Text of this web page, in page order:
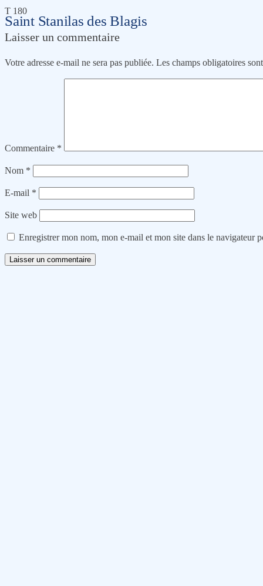
Saint Stanilas des Blagis
T 180
Laisser un commentaire
Votre adresse e-mail ne sera pas publiée. Les champs obligatoires
Commentaire *
Nom *
E-mail *
Site web
Enregistrer mon nom, mon e-mail et mon site dans le navigateur